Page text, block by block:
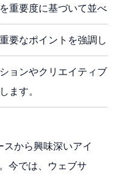
重要度に基づいて並べ
要なポイントを強調しま
ョンやクリエイティブ
ます。
スから興味深いアイ
今では、ウェブサ